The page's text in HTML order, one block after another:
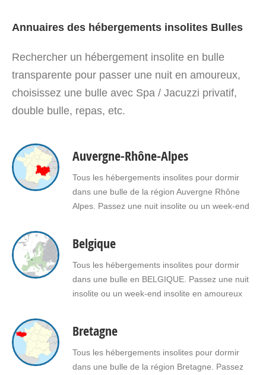
Annuaires des hébergements insolites Bulles
Rechercher un hébergement insolite en bulle
transparente pour passer une nuit en amoureux,
choisissez une bulle avec Spa / Jacuzzi privatif,
double bulle, repas, etc.
Auvergne-Rhône-Alpes
Tous les hébergements insolites pour dormir
dans une bulle de la région Auvergne Rhône
Alpes. Passez une nuit insolite ou un week-end
séjour insolite avec jacuzzi, spa, sauna dans
une bulle en Auvergne Rhône Alpes pour vous
ou pour…
Belgique
Tous les hébergements insolites pour dormir
dans une bulle en BELGIQUE. Passez une nuit
insolite ou un week-end insolite en amoureux
une bulle en Belgique pour vous ou pour offrir
un cadeau insolite à vos proches.
Bretagne
Tous les hébergements insolites pour dormir
dans une bulle de la région Bretagne. Passez